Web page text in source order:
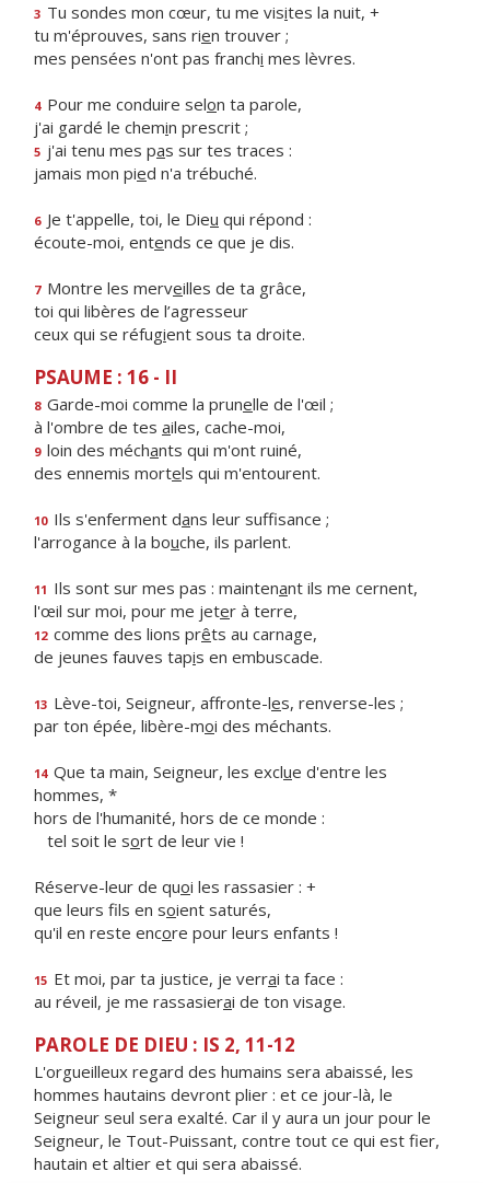
3 Tu sondes mon cœur, tu me visites la nuit, +
tu m'éprouves, sans rien trouver ;
mes pensées n'ont pas franchi mes lèvres.
4 Pour me conduire selon ta parole,
j'ai gardé le chemin prescrit ;
5 j'ai tenu mes pas sur tes traces :
jamais mon pied n'a trébuché.
6 Je t'appelle, toi, le Dieu qui répond :
écoute-moi, entends ce que je dis.
7 Montre les merveilles de ta grâce,
toi qui libères de l’agresseur
ceux qui se réfugient sous ta droite.
PSAUME : 16 - II
8 Garde-moi comme la prunelle de l'œil ;
à l'ombre de tes ailes, cache-moi,
9 loin des méchants qui m'ont ruiné,
des ennemis mortels qui m'entourent.
10 Ils s'enferment dans leur suffisance ;
l'arrogance à la bouche, ils parlent.
11 Ils sont sur mes pas : maintenant ils me cernent,
l'œil sur moi, pour me jeter à terre,
12 comme des lions prêts au carnage,
de jeunes fauves tapis en embuscade.
13 Lève-toi, Seigneur, affronte-les, renverse-les ;
par ton épée, libère-moi des méchants.
14 Que ta main, Seigneur, les exclue d'entre les
hommes, *
hors de l'humanité, hors de ce monde :
tel soit le sort de leur vie !
Réserve-leur de quoi les rassasier : +
que leurs fils en soient saturés,
qu'il en reste encore pour leurs enfants !
15 Et moi, par ta justice, je verrai ta face :
au réveil, je me rassasierai de ton visage.
PAROLE DE DIEU : IS 2, 11-12
L'orgueilleux regard des humains sera abaissé, les
hommes hautains devront plier : et ce jour-là, le
Seigneur seul sera exalté. Car il y aura un jour pour le
Seigneur, le Tout-Puissant, contre tout ce qui est fier,
hautain et altier et qui sera abaissé.